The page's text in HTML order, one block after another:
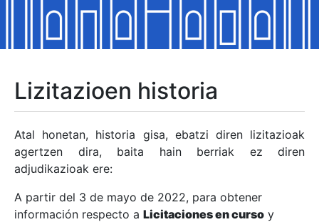
Erakutsi/Ezkutatu
Erakutsi/Ezkutatu
Erakutsi/Ezkutatu
Erakutsi/Ezkutatu
Lizitazioen historia
Atal honetan, historia gisa, ebatzi diren lizitazioak
agertzen dira, baita hain berriak ez diren
adjudikazioak ere:
A partir del 3 de mayo de 2022, para obtener
información respecto a Licitaciones en curso y